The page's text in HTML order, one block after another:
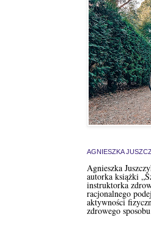
AGNIESZKA
Agnieszka
autorka książki
instruktorka
racjonalnego
aktywności
zdrowego